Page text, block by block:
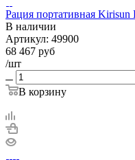
Рация портативная
В наличии
Артикул: 49900
68 467 руб
/шт
В корзину